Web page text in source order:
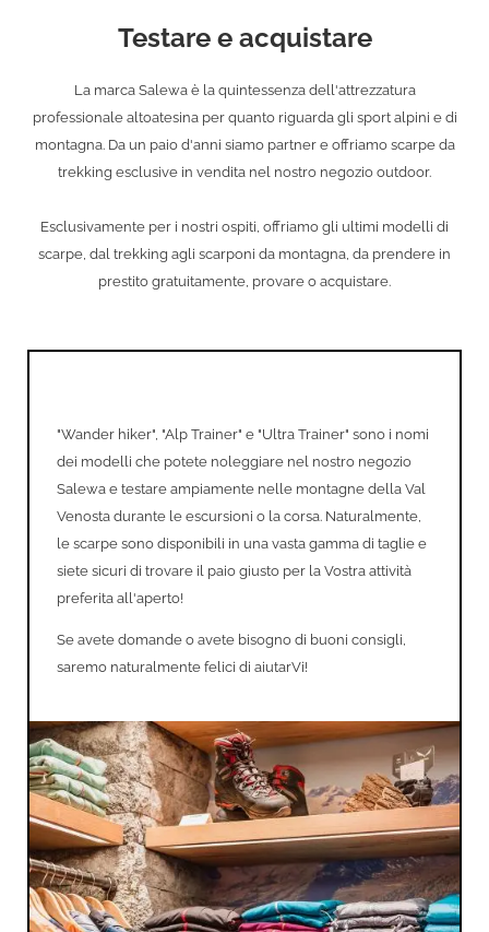
Testare e acquistare
La marca Salewa è la quintessenza dell'attrezzatura
professionale altoatesina per quanto riguarda gli sport alpini e di
montagna. Da un paio d'anni siamo partner e offriamo scarpe da
trekking esclusive in vendita nel nostro negozio outdoor.
Esclusivamente per i nostri ospiti, offriamo gli ultimi modelli di
scarpe, dal trekking agli scarponi da montagna, da prendere in
prestito gratuitamente, provare o acquistare.
"Wander hiker", "Alp Trainer" e "Ultra Trainer" sono i nomi
dei modelli che potete noleggiare nel nostro negozio
Salewa e testare ampiamente nelle montagne della Val
Venosta durante le escursioni o la corsa. Naturalmente,
le scarpe sono disponibili in una vasta gamma di taglie e
siete sicuri di trovare il paio giusto per la Vostra attività
preferita all'aperto!
Se avete domande o avete bisogno di buoni consigli,
saremo naturalmente felici di aiutarVi!